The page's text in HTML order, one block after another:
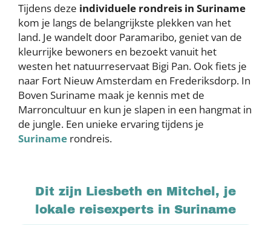
Tijdens deze individuele rondreis in Suriname
kom je langs de belangrijkste plekken van het
land. Je wandelt door Paramaribo, geniet van de
kleurrijke bewoners en bezoekt vanuit het
westen het natuurreservaat Bigi Pan. Ook fiets je
naar Fort Nieuw Amsterdam en Frederiksdorp. In
Boven Suriname maak je kennis met de
Marroncultuur en kun je slapen in een hangmat in
de jungle. Een unieke ervaring tijdens je
Suriname rondreis.
Dit zijn Liesbeth en Mitchel, je
lokale reisexperts in Suriname